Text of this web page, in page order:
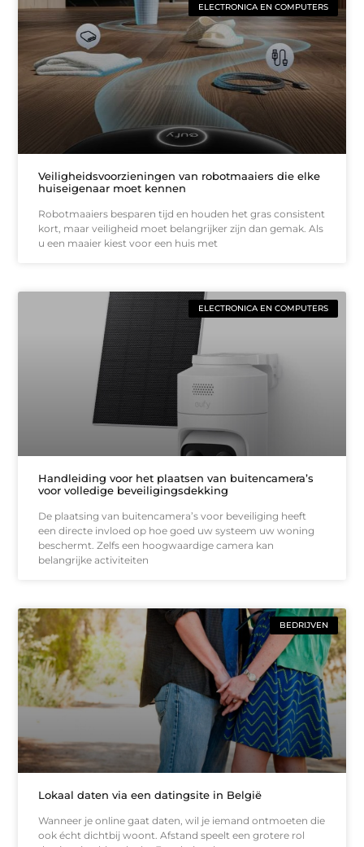
ELECTRONICA EN COMPUTERS
Veiligheidsvoorzieningen van robotmaaiers die elke
huiseigenaar moet kennen
Robotmaaiers besparen tijd en houden het gras consistent
kort, maar veiligheid moet belangrijker zijn dan gemak. Als
u een maaier kiest voor een huis met
ELECTRONICA EN COMPUTERS
Handleiding voor het plaatsen van buitencamera’s
voor volledige beveiligingsdekking
De plaatsing van buitencamera’s voor beveiliging heeft
een directe invloed op hoe goed uw systeem uw woning
beschermt. Zelfs een hoogwaardige camera kan
belangrijke activiteiten
BEDRIJVEN
Lokaal daten via een datingsite in België
Wanneer je online gaat daten, wil je iemand ontmoeten die
ook écht dichtbij woont. Afstand speelt een grotere rol